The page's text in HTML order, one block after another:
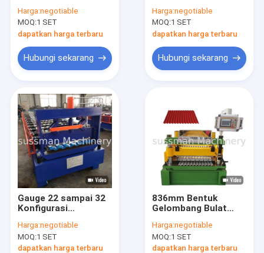
Crimping Hidraulik
Harga:negotiable
MOQ:1 SET
dapatkan harga terbaru
Hubungi sekarang
Forming Machine
Harga:negotiable
MOQ:1 SET
dapatkan harga terbaru
Hubungi sekarang
Gauge 22 sampai 32
Konfigurasi
101 Profil Roof Panel
Roll Forming Machine
Harga:negotiable
MOQ:1 SET
dapatkan harga terbaru
836mm Bentuk
Gelombang Bulat
Membentuk Roof
Sheet Roll
Harga:negotiable
MOQ:1 SET
dapatkan harga terbaru